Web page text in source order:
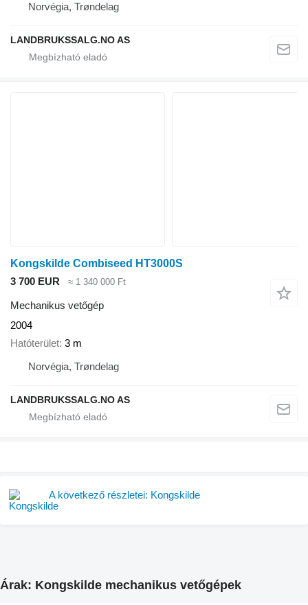
Norvégia, Trøndelag
LANDBRUKSSALG.NO AS
Kongskilde Combiseed HT3000S
3 700 EUR
≈ 1 340 000 Ft
Mechanikus vetőgép
2004
Hatóterület 3 m
Norvégia, Trøndelag
LANDBRUKSSALG.NO AS
A következő részletei: Kongskilde
Árak: Kongskilde mechanikus vetőgépek